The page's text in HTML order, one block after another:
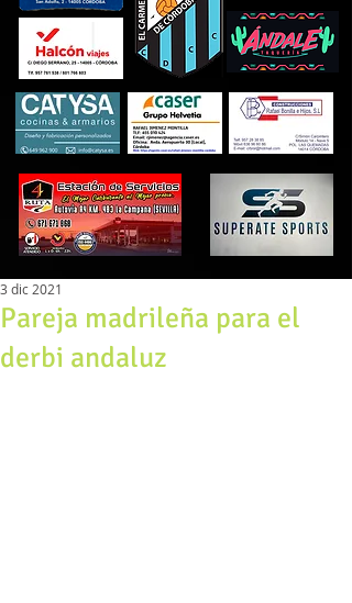
Pareja madrileña para el
derbi andaluz
3 dic 2021